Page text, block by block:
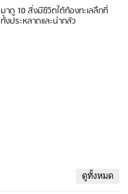
มาดู 10 สิ่งมีชีวิตใต้ท้องทะเลลึกที่
ทั้งประหลาดและน่ากลัว
ดูทั้งหมด